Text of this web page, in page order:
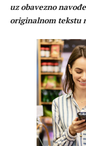
uz obavezno
originalnom tekstu